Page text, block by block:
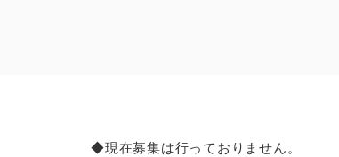
◆現在募集は行っておりません。